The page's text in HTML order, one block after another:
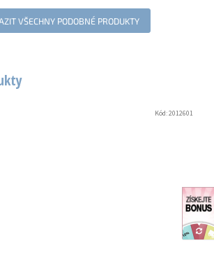
Kód:2012601
VŠECHNY PODOBNÉ PRODUKTY